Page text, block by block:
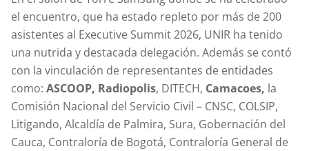
el encuentro, que ha estado repleto por más de 200
asistentes al Executive Summit 2026, UNIR ha tenido
una nutrida y destacada delegación. Además se contó
con la vinculación de representantes de entidades
como: ASCOOP, Radiopolis, DITECH, Camacoes, la
Comisión Nacional del Servicio Civil – CNSC, COLSIP,
Litigando, Alcaldía de Palmira, Sura, Gobernación del
Cauca, Contraloría de Bogotá, Contraloría General de